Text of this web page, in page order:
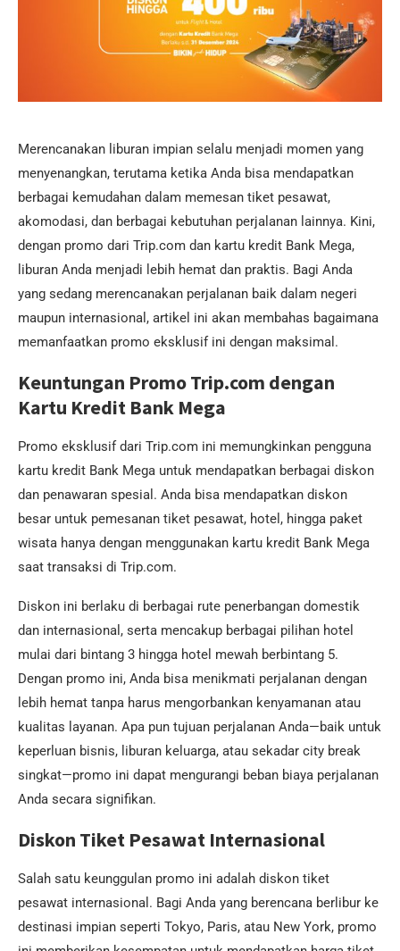
Merencanakan liburan impian selalu menjadi momen yang
menyenangkan, terutama ketika Anda bisa mendapatkan
berbagai kemudahan dalam memesan tiket pesawat,
akomodasi, dan berbagai kebutuhan perjalanan lainnya. Kini,
dengan promo dari Trip.com dan kartu kredit Bank Mega,
liburan Anda menjadi lebih hemat dan praktis. Bagi Anda
yang sedang merencanakan perjalanan baik dalam negeri
maupun internasional, artikel ini akan membahas bagaimana
memanfaatkan promo eksklusif ini dengan maksimal.
Keuntungan Promo Trip.com dengan
Kartu Kredit Bank Mega
Promo eksklusif dari Trip.com ini memungkinkan pengguna
kartu kredit Bank Mega untuk mendapatkan berbagai diskon
dan penawaran spesial. Anda bisa mendapatkan diskon
besar untuk pemesanan tiket pesawat, hotel, hingga paket
wisata hanya dengan menggunakan kartu kredit Bank Mega
saat transaksi di Trip.com.
Diskon ini berlaku di berbagai rute penerbangan domestik
dan internasional, serta mencakup berbagai pilihan hotel
mulai dari bintang 3 hingga hotel mewah berbintang 5.
Dengan promo ini, Anda bisa menikmati perjalanan dengan
lebih hemat tanpa harus mengorbankan kenyamanan atau
kualitas layanan. Apa pun tujuan perjalanan Anda—baik untuk
keperluan bisnis, liburan keluarga, atau sekadar city break
singkat—promo ini dapat mengurangi beban biaya perjalanan
Anda secara signifikan.
Diskon Tiket Pesawat Internasional
Salah satu keunggulan promo ini adalah diskon tiket
pesawat internasional. Bagi Anda yang berencana berlibur ke
destinasi impian seperti Tokyo, Paris, atau New York, promo